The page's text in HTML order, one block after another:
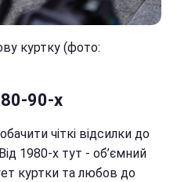
куртку (фото:
90-х
чіткі відсилки до
1980-х тут - об’ємний
куртки та любов до